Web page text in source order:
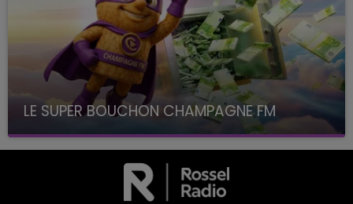
LE SUPER BOUCHON CHAMPAGNE FM
avec La Famille Champagne FM, à 8H10